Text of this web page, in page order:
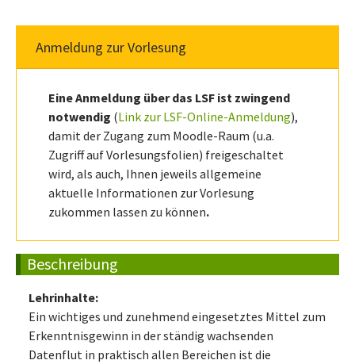
Anmeldung zur Vorlesung
Eine Anmeldung über das LSF ist zwingend
notwendig (Link zur LSF-Online-Anmeldung),
damit der Zugang zum Moodle-Raum (u.a.
Zugriff auf Vorlesungsfolien) freigeschaltet
wird, als auch, Ihnen jeweils allgemeine
aktuelle Informationen zur Vorlesung
zukommen lassen zu können.
Beschreibung
Lehrinhalte:
Ein wichtiges und zunehmend eingesetztes Mittel zum
Erkenntnisgewinn in der ständig wachsenden
Datenflut in praktisch allen Bereichen ist die